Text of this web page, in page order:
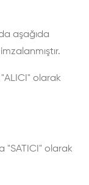
aşağıda
olarak
"SATICI" olarak